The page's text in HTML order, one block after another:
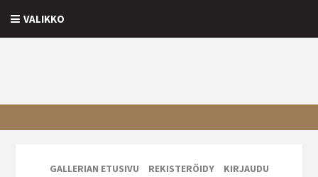
VALIKKO
GALLERIAN ETUSIVU REKISTERÖIDY
KIRJAUDU